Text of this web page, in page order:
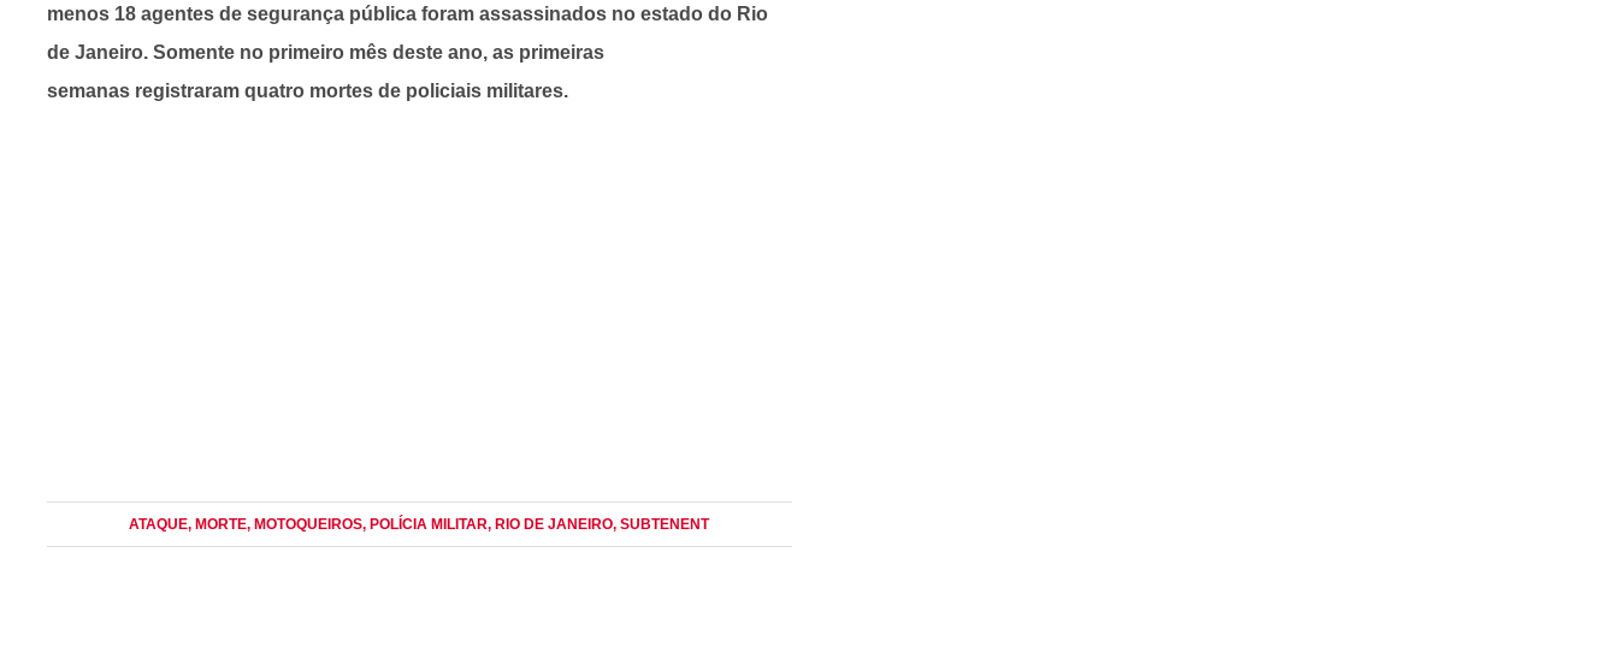
menos 18 agentes de segurança pública foram assassinados no estado do Rio
de Janeiro. Somente no primeiro mês deste ano, as primeiras
semanas registraram quatro mortes de policiais militares.
ATAQUE, MORTE, MOTOQUEIROS, POLÍCIA MILITAR, RIO DE JANEIRO, SUBTENENT